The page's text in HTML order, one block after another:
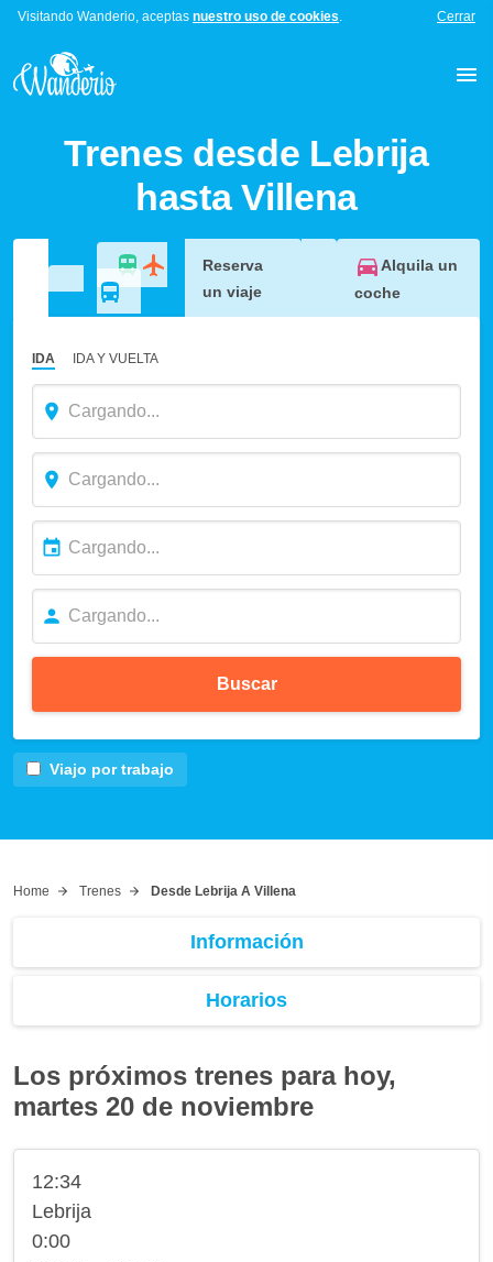
Visitando Wanderio, aceptas nuestro uso de cookies. Cerrar
Trenes desde Lebrija
hasta Villena
Reserva
un viaje
Alquila un
coche
IDA IDA Y VUELTA
Buscar
Viajo por trabajo
Home Trenes Desde Lebrija A Villena
Información
Horarios
Los próximos trenes para hoy,
martes 20 de noviembre
12:34
Lebrija
0:00